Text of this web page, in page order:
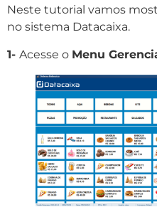
Neste tutorial vamos
no sistema Datacaixa.
1- Acesse o Menu